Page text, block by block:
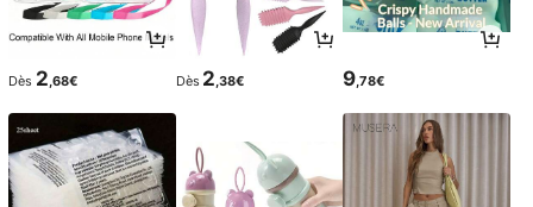
Dès 2,68€ Dès 2,38€ 9,78€